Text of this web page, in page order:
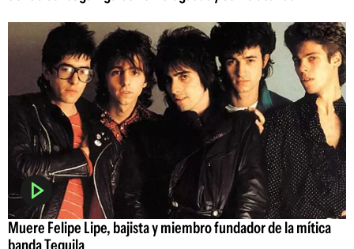
Muere Felipe Lipe, bajista y miembro fundador de la mítica
banda Tequila